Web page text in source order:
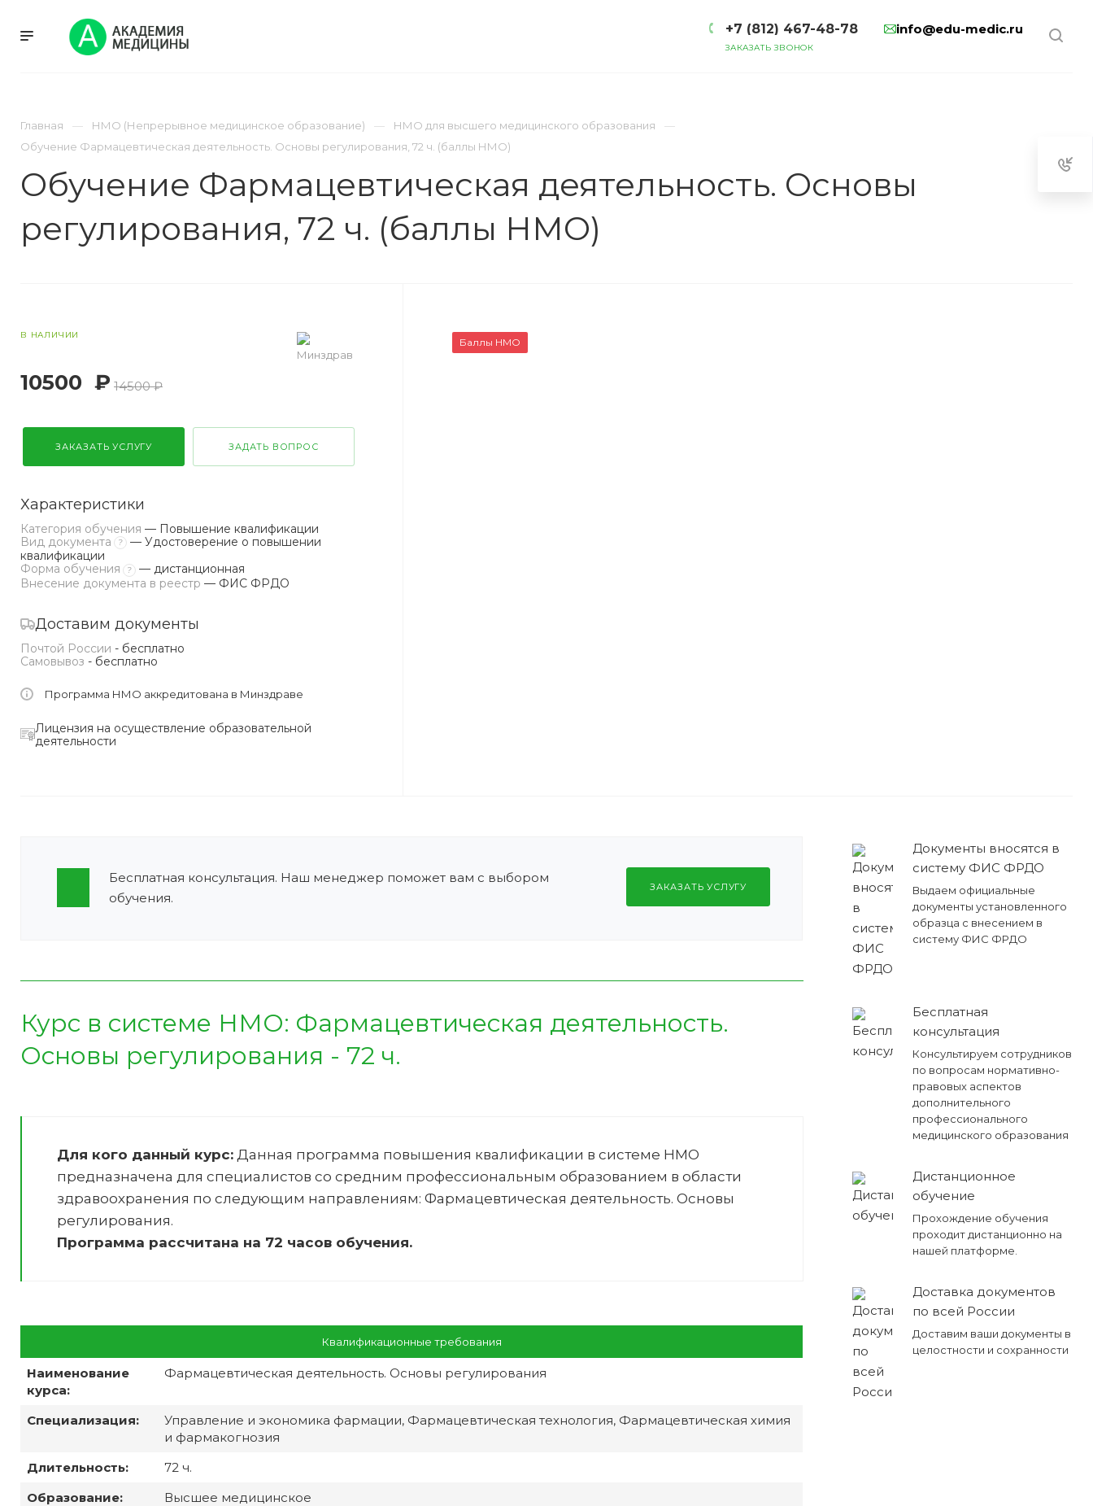
+7 (812) 467-48-78
ЗАКАЗАТЬ ЗВОНОК
info@edu-medic.ru
Главная НМО (Непрерывное медицинское образование)
НМО для высшего медицинского образования
Обучение Фармацевтическая деятельность. Основы регулирования, 72 ч. (баллы НМО)
Обучение Фармацевтическая деятельность. Основы
регулирования, 72 ч. (баллы НМО)
В НАЛИЧИИ
10500 ₽ 14500 ₽
ЗАКАЗАТЬ УСЛУГУ ЗАДАТЬ ВОПРОС
Характеристики
Категория обучения — Повышение квалификации
Вид документа
?
— Удостоверение о повышении
квалификации
Форма обучения
?
— дистанционная
Внесение документа в реестр — ФИС ФРДО
Доставим документы
Почтой России - бесплатно
Самовывоз - бесплатно
Программа НМО аккредитована в Минздраве
Лицензия на осуществление образовательной
деятельности
Баллы НМО
Документы вносятся в
систему ФИС ФРДО
Выдаем официальные
документы установленного
образца с внесением в
систему ФИС ФРДО
Бесплатная
консультация
Консультируем сотрудников
по вопросам нормативно-
правовых аспектов
дополнительного
профессионального
медицинского образования
Дистанционное
обучение
Прохождение обучения
проходит дистанционно на
нашей платформе.
Доставка документов
по всей России
Доставим ваши документы в
целостности и сохранности
Бесплатная консультация. Наш менеджер поможет вам с выбором
обучения.
ЗАКАЗАТЬ УСЛУГУ
Курс в системе НМО: Фармацевтическая деятельность.
Основы регулирования - 72 ч.
Для кого данный курс: Данная программа повышения квалификации в системе НМО
предназначена для специалистов со средним профессиональным образованием в области
здравоохранения по следующим направлениям: Фармацевтическая деятельность. Основы
регулирования.
Программа рассчитана на 72 часов обучения.
Квалификационные требования
Наименование
курса:
Фармацевтическая деятельность. Основы регулирования
Специализация:
Управление и экономика фармации, Фармацевтическая технология, Фармацевтическая химия
и фармакогнозия
Длительность:
72 ч.
Образование:
Высшее медицинское